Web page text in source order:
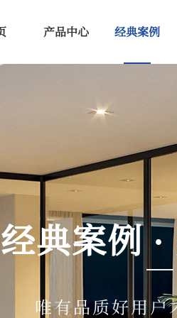
产品中心 经典案例
唯有品质好用户
经典案例